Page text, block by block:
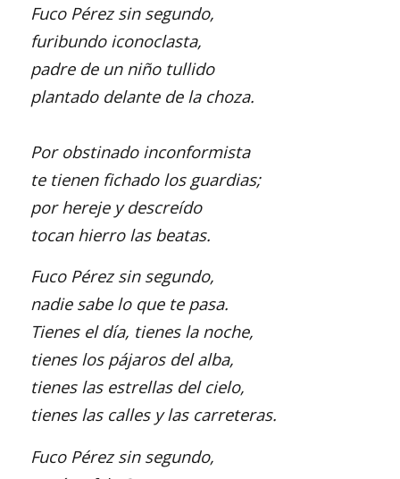
Fuco Pérez sin segundo,
furibundo iconoclasta,
padre de un niño tullido
plantado delante de la choza.
Por obstinado inconformista
te tienen fichado los guardias;
por hereje y descreído
tocan hierro las beatas.
Fuco Pérez sin segundo,
nadie sabe lo que te pasa.
Tienes el día, tienes la noche,
tienes los pájaros del alba,
tienes las estrellas del cielo,
tienes las calles y las carreteras.
Fuco Pérez sin segundo,